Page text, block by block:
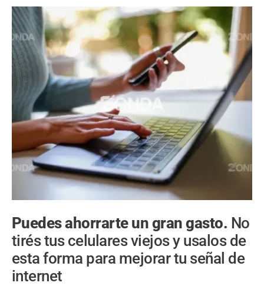
Puedes ahorrarte un gran gasto. No
tirés tus celulares viejos y usalos de
esta forma para mejorar tu señal de
internet